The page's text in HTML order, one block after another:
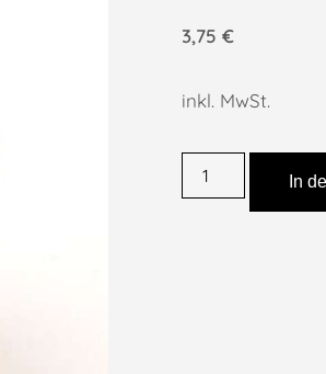
3,75 €
inkl. MwSt.
In